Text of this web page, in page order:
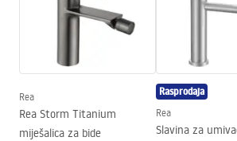
Doseg izljeva
mm
Tehnologija premazivanja
PVD
Promjer priključka
3/8 cola
Jamstvo
Upute za montažu
Sigurnosne informacije
Safety_Information_Faucets.pdf
Rea
Rea Storm Titanium
miješalica za bide
Rasprodaja
Rea
Slavina za